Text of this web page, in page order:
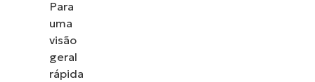
Para
uma
visão
geral
rápida